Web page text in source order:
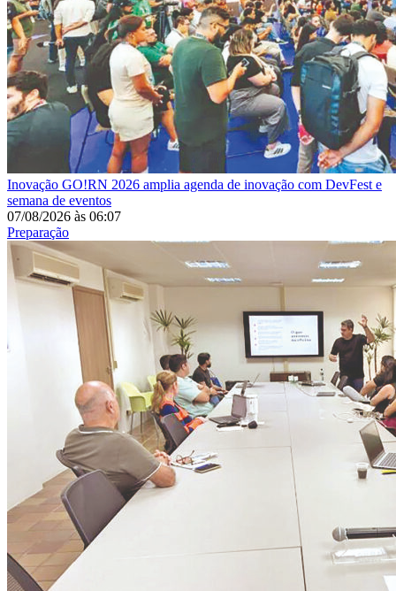
Inovação GO!RN 2026 amplia agenda de inovação com DevFest e
semana de eventos
07/08/2026 às 06:07
Preparação